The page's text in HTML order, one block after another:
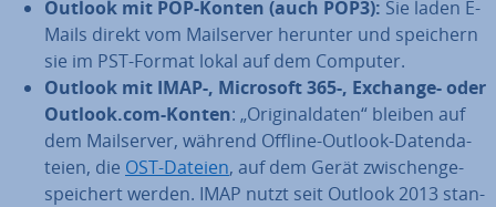
Outlook mit POP-Konten (auch POP3): Sie laden E-
Mails direkt vom Mail­ser­ver herunter und speichern
sie im PST-Format lokal auf dem Computer.
Outlook mit IMAP-, Microsoft 365-, Exchange- oder
Outlook.com-Konten: „Ori­gi­nal­da­ten“ bleiben auf
dem Mail­ser­ver, während Offline-Outlook-Da­ten­da­
tei­en, die OST-Dateien, auf dem Gerät zwi­schen­ge­
spei­chert werden. IMAP nutzt seit Outlook 2013 stan­